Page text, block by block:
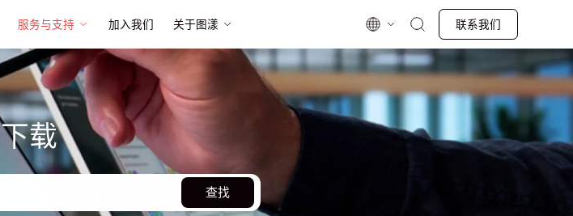
服务与支持 加入我们 关于图漾 联系我们
下载
查找